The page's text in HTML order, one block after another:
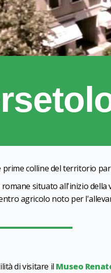
prime colline del territorio
romane situato all'inizio
agricolo noto per
di visitare il Museo